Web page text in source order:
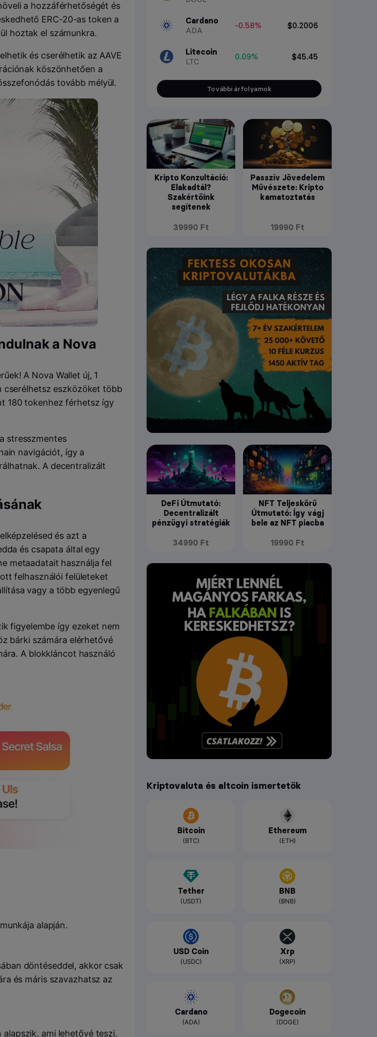
a hozzáférhetőségét és
ERC-20-as token a
hoztak el számunkra.
és cserélhetik az AAVE
köszönhetően a
tovább mélyül.
a Nova
A Nova Wallet új, 1
cserélhetsz eszközöket több
180 tokenhez férhetsz így
stresszmentes
navigációt, így a
A decentralizált
és azt a
és csapata által egy
metaadatait használja fel
felhasználói felületeket
vagy a több egyenlegű
figyelembe így ezeket nem
bárki számára elérhetővé
A blokkláncot használó
alapján.
döntéseddel, akkor csak
és máris szavazhatsz az
ami lehetővé teszi,
Cardano
ADA
-0.58% $0.2006
Litecoin
LTC
0.09% $45.45
További árfolyamok
Kripto Konzultáció:
Elakadtál?
Szakértőink
segítenek
39990 Ft
Passzív Jövedelem
Művészete: Kripto
kamatoztatás
19990 Ft
DeFi Útmutató:
Decentralizált
pénzügyi stratégiák
34990 Ft
NFT Teljeskörű
Útmutató: Így vágj
bele az NFT piacba
19990 Ft
Kriptovaluta és altcoin ismertetők
Bitcoin
(BTC)
Ethereum
(ETH)
Tether
(USDT)
BNB
(BNB)
USD Coin
(USDC)
Xrp
(XRP)
Cardano
(ADA)
Dogecoin
(DOGE)